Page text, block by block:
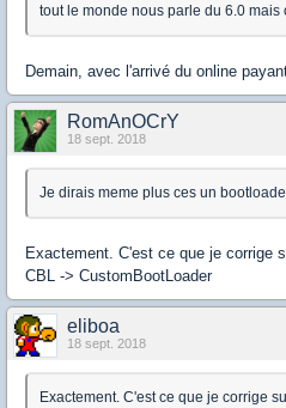
tout le monde nous parle du 6.0 mais
Demain, avec l'arrivé du online
RomAnOCrY
18 sept. 2018
Je dirais meme plus ces un
Exactement. C'est ce que je corrige
CBL -> CustomBootLoader
eliboa
18 sept. 2018
Exactement. C'est ce que je corrige